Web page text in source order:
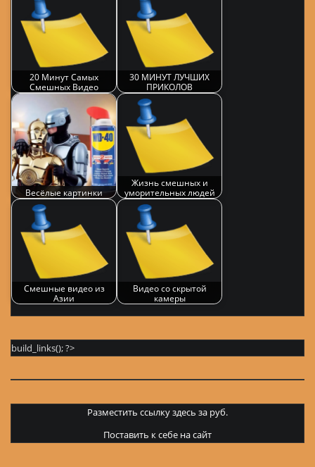
20 Минут Самых
Смешных Видео
30 МИНУТ ЛУЧШИХ
ПРИКОЛОВ
Весёлые картинки
Жизнь смешных и
уморительных людей
Смешные видео из
Азии
Видео со скрытой
камеры
build_links(); ?>
Разместить ссылку здесь за руб.
Поставить к себе на сайт